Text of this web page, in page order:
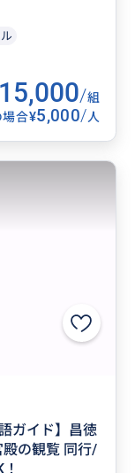
15,000/組
場合¥5,000/人
ガイド】昌徳
の観覧 同行/